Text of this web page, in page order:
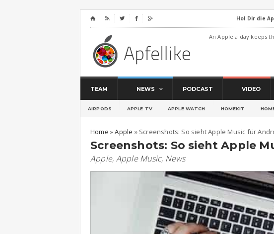
⌂     Hol Dir die
An Apple a day keeps
TEAM NEWS PODCAST VIDEO
AIRPODS APPLE TV APPLE WATCH HOMEKIT
Home »Apple » Screenshots: So sieht Apple Music für
Screenshots: So sieht Apple
Apple, Apple Music, News